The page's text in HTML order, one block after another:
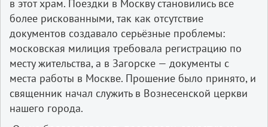
в этот храм. Поездки в Москву становились все
более рискованными, так как отсутствие
документов создавало серьёзные проблемы:
московская милиция требовала регистрацию по
месту жительства, а в Загорске — документы с
места работы в Москве. Прошение было принято, и
священник начал служить в Вознесенской церкви
нашего города.